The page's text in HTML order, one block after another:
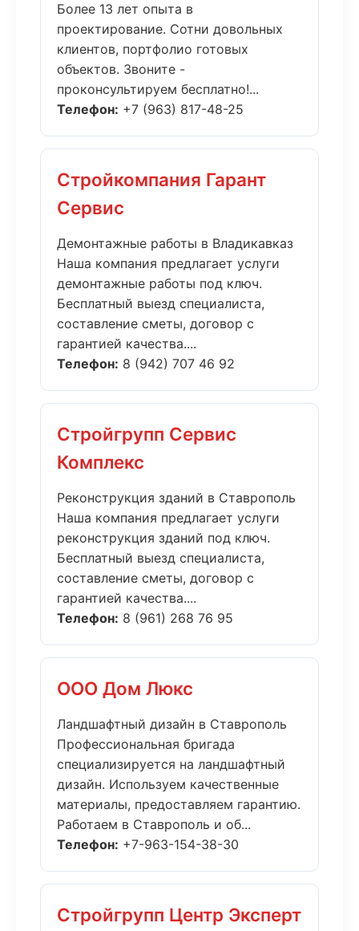
Более 13 лет опыта в
проектирование. Сотни довольных
клиентов, портфолио готовых
объектов. Звоните -
проконсультируем бесплатно!...
Телефон: +7 (963) 817-48-25
Стройкомпания Гарант
Сервис
Демонтажные работы в Владикавказ
Наша компания предлагает услуги
демонтажные работы под ключ.
Бесплатный выезд специалиста,
составление сметы, договор с
гарантией качества....
Телефон: 8 (942) 707 46 92
Стройгрупп Сервис
Комплекс
Реконструкция зданий в Ставрополь
Наша компания предлагает услуги
реконструкция зданий под ключ.
Бесплатный выезд специалиста,
составление сметы, договор с
гарантией качества....
Телефон: 8 (961) 268 76 95
ООО Дом Люкс
Ландшафтный дизайн в Ставрополь
Профессиональная бригада
специализируется на ландшафтный
дизайн. Используем качественные
материалы, предоставляем гарантию.
Работаем в Ставрополь и об...
Телефон: +7-963-154-38-30
Стройгрупп Центр Эксперт